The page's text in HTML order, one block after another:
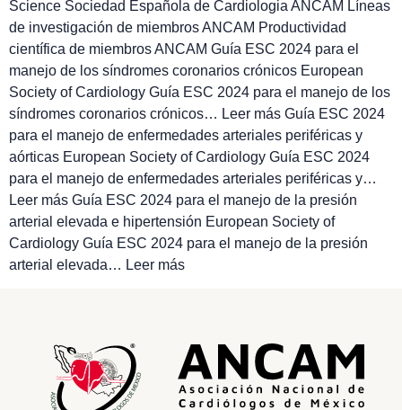
Science Sociedad Española de Cardiologia ANCAM Líneas
de investigación de miembros ANCAM Productividad
científica de miembros ANCAM Guía ESC 2024 para el
manejo de los síndromes coronarios crónicos European
Society of Cardiology Guía ESC 2024 para el manejo de los
síndromes coronarios crónicos… Leer más Guía ESC 2024
para el manejo de enfermedades arteriales periféricas y
aórticas European Society of Cardiology Guía ESC 2024
para el manejo de enfermedades arteriales periféricas y…
Leer más Guía ESC 2024 para el manejo de la presión
arterial elevada e hipertensión European Society of
Cardiology Guía ESC 2024 para el manejo de la presión
arterial elevada… Leer más